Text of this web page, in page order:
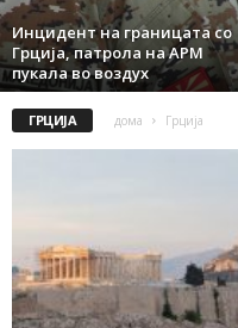
Инцидент на границата со
Грција, патрола на АРМ
пукала во воздух
ГРЦИЈА дома Грција